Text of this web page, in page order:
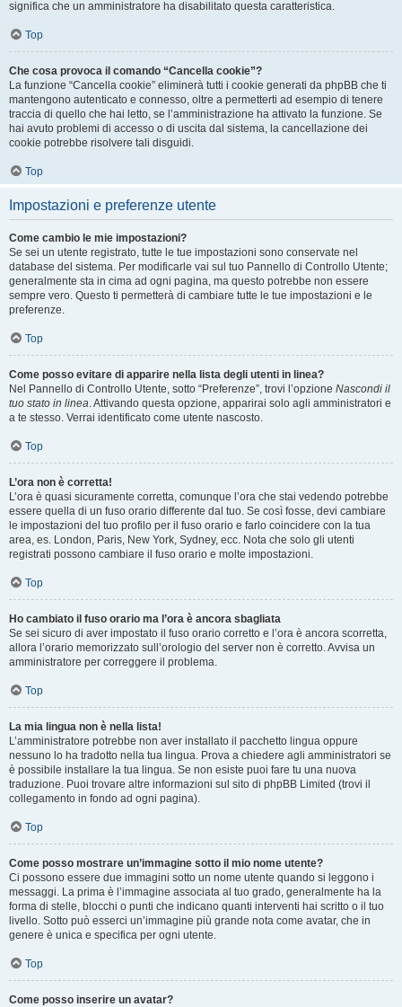
significa che un amministratore ha disabilitato questa caratteristica.
Top
Che cosa provoca il comando “Cancella cookie”?
La funzione “Cancella cookie” eliminerà tutti i cookie generati da phpBB che ti
mantengono autenticato e connesso, oltre a permetterti ad esempio di tenere
traccia di quello che hai letto, se l’amministrazione ha attivato la funzione. Se
hai avuto problemi di accesso o di uscita dal sistema, la cancellazione dei
cookie potrebbe risolvere tali disguidi.
Top
Impostazioni e preferenze utente
Come cambio le mie impostazioni?
Se sei un utente registrato, tutte le tue impostazioni sono conservate nel
database del sistema. Per modificarle vai sul tuo Pannello di Controllo Utente;
generalmente sta in cima ad ogni pagina, ma questo potrebbe non essere
sempre vero. Questo ti permetterà di cambiare tutte le tue impostazioni e le
preferenze.
Top
Come posso evitare di apparire nella lista degli utenti in linea?
Nel Pannello di Controllo Utente, sotto “Preferenze”, trovi l’opzione Nascondi il
tuo stato in linea. Attivando questa opzione, apparirai solo agli amministratori e
a te stesso. Verrai identificato come utente nascosto.
Top
L’ora non è corretta!
L’ora è quasi sicuramente corretta, comunque l’ora che stai vedendo potrebbe
essere quella di un fuso orario differente dal tuo. Se così fosse, devi cambiare
le impostazioni del tuo profilo per il fuso orario e farlo coincidere con la tua
area, es. London, Paris, New York, Sydney, ecc. Nota che solo gli utenti
registrati possono cambiare il fuso orario e molte impostazioni.
Top
Ho cambiato il fuso orario ma l’ora è ancora sbagliata
Se sei sicuro di aver impostato il fuso orario corretto e l’ora è ancora scorretta,
allora l’orario memorizzato sull’orologio del server non è corretto. Avvisa un
amministratore per correggere il problema.
Top
La mia lingua non è nella lista!
L’amministratore potrebbe non aver installato il pacchetto lingua oppure
nessuno lo ha tradotto nella tua lingua. Prova a chiedere agli amministratori se
è possibile installare la tua lingua. Se non esiste puoi fare tu una nuova
traduzione. Puoi trovare altre informazioni sul sito di phpBB Limited (trovi il
collegamento in fondo ad ogni pagina).
Top
Come posso mostrare un’immagine sotto il mio nome utente?
Ci possono essere due immagini sotto un nome utente quando si leggono i
messaggi. La prima è l’immagine associata al tuo grado, generalmente ha la
forma di stelle, blocchi o punti che indicano quanti interventi hai scritto o il tuo
livello. Sotto può esserci un’immagine più grande nota come avatar, che in
genere è unica e specifica per ogni utente.
Top
Come posso inserire un avatar?